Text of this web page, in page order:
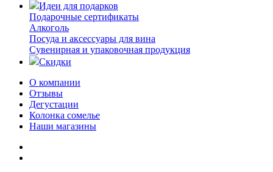
Идеи для подарков
Подарочные сертификаты
Алкоголь
Посуда и аксессуары для вина
Сувенирная и упаковочная продукция
Скидки
О компании
Отзывы
Дегустации
Колонка сомелье
Наши магазины